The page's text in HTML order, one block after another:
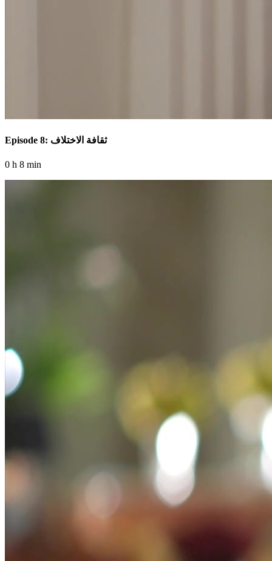
Episode 8: ثقافة الاختلاف
0 h 8 min